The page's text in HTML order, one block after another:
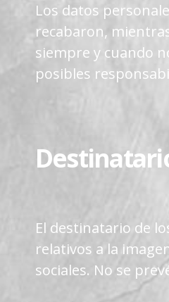
Los datos
recabaron,
siempre y cuando
posibles
El destinatario de
relativos a la
sociales. No se